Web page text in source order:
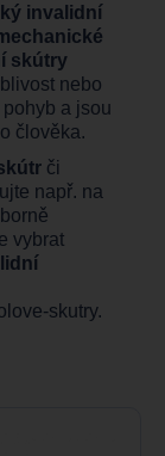
invalidní
skútry
nebo
a jsou
člověka.
či
např. na
vybrat
skutry.